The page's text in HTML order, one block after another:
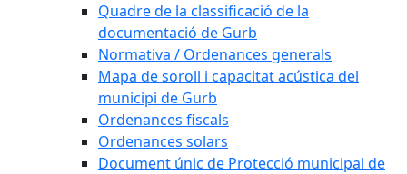
Quadre de la classificació de la
documentació de Gurb
Normativa / Ordenances generals
Mapa de soroll i capacitat acústica del
municipi de Gurb
Ordenances fiscals
Ordenances solars
Document únic de Protecció municipal de